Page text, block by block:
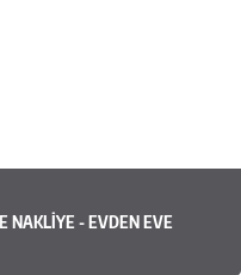
NAKLIYE - EVDEN EVE